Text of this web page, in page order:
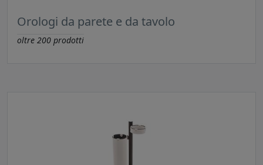
Orologi da parete e da tavolo
oltre 200 prodotti